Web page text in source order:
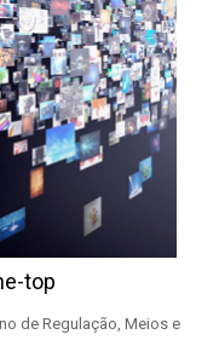
top
de Regulação, Meios e